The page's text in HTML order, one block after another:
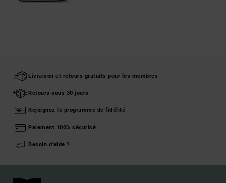
Livraison et retours gratuits pour les membres
Retours sous 30 jours
Rejoignez le programme de fidélité
Paiement 100% sécurisé
Besoin d'aide ?